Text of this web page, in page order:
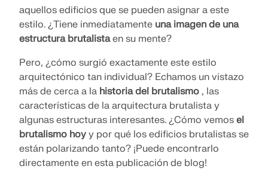
Dlubal.
COMENZAR CON API
Cálculo
RSECTION 1
Propiedades de secciones transversales definidas por
el usuario
Más información
Encuentra respuestas rápidamente
Encuentra respuestas rápidas a preguntas comunes
preguntas frecuentes para resolver problemas en
poco tiempo.
VER FAQ
Desbloquea el poder de la innovación
Descubre herramientas de vanguardia y mejoras
diseñadas para impulsar tu flujo de trabajo de
EXPLORAR NUEVAS FUNCIONES
Espacio libre de Dlubal
Obtén ayuda experta siempre que la necesites.
Disfruta de asistencia gratuita de IA, soporte por
correo electrónico, webinars en vivo y servicios
premium para usuarios del Contrato de Servicio Pro.
Software de análisis de estructuras
gratuita para estudiantes
Miles de estudiantes en todo el mundo ya se
benefician del software de Dlubal. Disfruta de
acceso gratuito, formación y soporte experto
durante tus estudios.
Conozca a los expertos
Nuestros ingenieros dedicados están aquí para
ayudarte con la modelación, el diseño y los desafíos
técnicos, en cualquier momento y lugar.
Encuentra el trabajo de tus sueños
aquellos edificios que se pueden asignar a este
estilo. ¿Tiene inmediatamente una imagen de una
estructura brutalistaen su mente?
Pero, ¿cómo surgió exactamente este estilo
arquitectónico tan individual? Echamos un vistazo
más de cerca a la historia del brutalismo , las
características de la arquitectura brutalista y
algunas estructuras interesantes. ¿Cómo vemos el
brutalismo hoy y por qué los edificios brutalistas se
están polarizando tanto? ¡Puede encontrarlo
directamente en esta publicación de blog!